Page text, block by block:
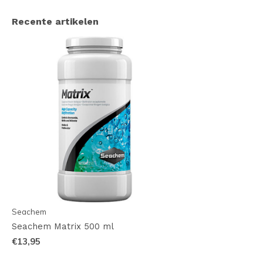
Recente artikelen
Seachem
Seachem Matrix 500 ml
€13,95